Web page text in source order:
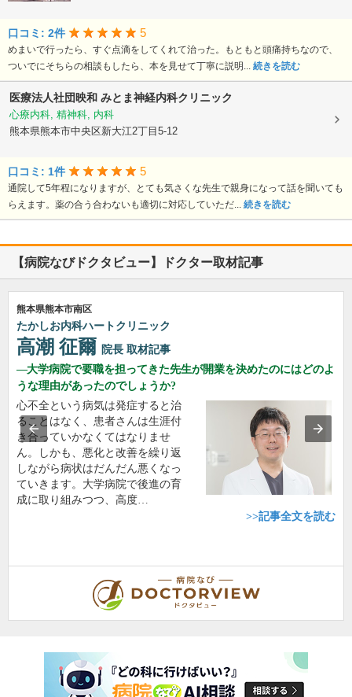
口コミ: 2件 5
めまいで行ったら、すぐ点滴をしてくれて治った。もともと頭痛持ちなので、
ついでにそちらの相談もしたら、本を見せて丁寧に説明... 続きを読む
医療法人社団映和 みとま神経内科クリニック
心療内科, 精神科, 内科
熊本県熊本市中央区新大江2丁目5-12
口コミ: 1件 5
通院して5年程になりますが、とても気さくな先生で親身になって話を聞いても
らえます。薬の合う合わないも適切に対応していただ... 続きを読む
【病院なびドクタビュー】ドクター取材記事
熊本県熊本市南区
たかしお内科ハートクリニック
高潮 征爾 院長 取材記事
大学病院で要職を担ってきた先生が開業を決めたのにはどのよ
うな理由があったのでしょうか?
心不全という病気は発症すると治
ることはなく、患者さんは生涯付
き合っていかなくてはなりませ
ん。しかも、悪化と改善を繰り返
しながら病状はだんだん悪くなっ
ていきます。大学病院で後進の育
成に取り組みつつ、高度…
>>記事全文を読む